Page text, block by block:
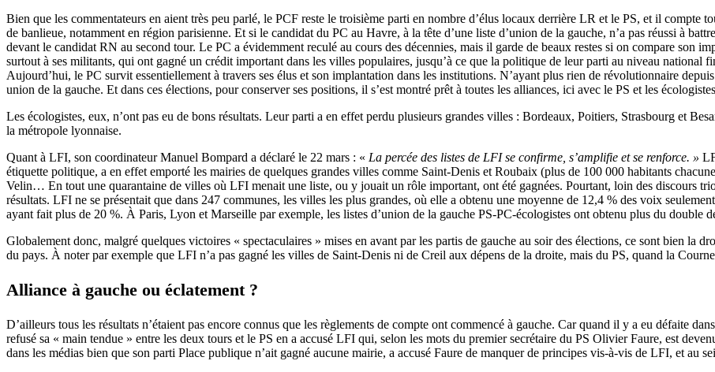
Bien que les commentateurs en aient très peu parlé, le PCF reste le troisième parti en nombre d’élus locaux derrière LR et le PS, et il compte
de banlieue, notamment en région parisienne. Et si le candidat du PC au Havre, à la tête d’une liste d’union de la gauche, n’a pas réussi à
devant le candidat RN au second tour. Le PC a évidemment reculé au cours des décennies, mais il garde de beaux restes si on compare son
surtout à ses militants, qui ont gagné un crédit important dans les villes populaires, jusqu’à ce que la politique de leur parti au niveau national
Aujourd’hui, le PC survit essentiellement à travers ses élus et son implantation dans les institutions. N’ayant plus rien de révolutionnaire
union de la gauche. Et dans ces élections, pour conserver ses positions, il s’est montré prêt à toutes les alliances, ici avec le PS et les
Les écologistes, eux, n’ont pas eu de bons résultats. Leur parti a en effet perdu plusieurs grandes villes : Bordeaux, Poitiers, Strasbourg et
la métropole lyonnaise.
Quant à LFI, son coordinateur Manuel Bompard a déclaré le 22 mars : « La percée des listes de LFI se confirme, s’amplifie et se renforce. »
étiquette politique, a en effet emporté les mairies de quelques grandes villes comme Saint-Denis et Roubaix (plus de 100 000 habitants
Velin… En tout une quarantaine de villes où LFI menait une liste, ou y jouait un rôle important, ont été gagnées. Pourtant, loin des discours
résultats. LFI ne se présentait que dans 247 communes, les villes les plus grandes, où elle a obtenu une moyenne de 12,4 % des voix
ayant fait plus de 20 %. À Paris, Lyon et Marseille par exemple, les listes d’union de la gauche PS-PC-écologistes ont obtenu plus du double
Globalement donc, malgré quelques victoires « spectaculaires » mises en avant par les partis de gauche au soir des élections, ce sont bien la
du pays. À noter par exemple que LFI n’a pas gagné les villes de Saint-Denis ni de Creil aux dépens de la droite, mais du PS, quand la
Alliance à gauche ou éclatement ?
D’ailleurs tous les résultats n’étaient pas encore connus que les règlements de compte ont commencé à gauche. Car quand il y a eu défaite
refusé sa « main tendue » entre les deux tours et le PS en a accusé LFI qui, selon les mots du premier secrétaire du PS Olivier Faure, est
dans les médias bien que son parti Place publique n’ait gagné aucune mairie, a accusé Faure de manquer de principes vis-à-vis de LFI, et au